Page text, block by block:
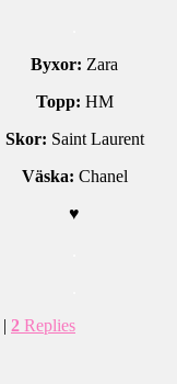
Byxor: Zara
Topp: HM
Skor: Saint Laurent
Väska: Chanel
♥
| 2 Replies